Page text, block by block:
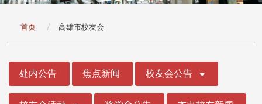
首页 高雄市校友会
处内公告 焦点新闻 校友会公告